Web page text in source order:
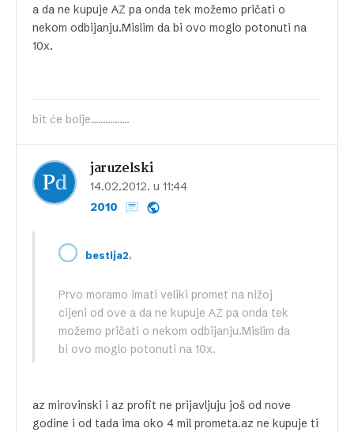
a da ne kupuje AZ pa onda tek možemo pričati o
nekom odbijanju.Mislim da bi ovo moglo potonuti na
10x.
bit će bolje................
jaruzelski
14.02.2012. u 11:44
2010
bestija2,
Prvo moramo imati veliki promet na nižoj
cijeni od ove a da ne kupuje AZ pa onda tek
možemo pričati o nekom odbijanju.Mislim da
bi ovo moglo potonuti na 10x.
az mirovinski i az profit ne prijavljuju još od nove
godine i od tada ima oko 4 mil prometa.az ne kupuje ti